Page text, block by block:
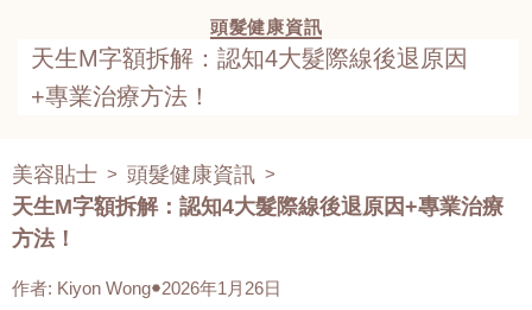
頭髮健康資訊
天生M字額拆解：認知4大髮際線後退原因
+專業治療方法！
美容貼士 > 頭髮健康資訊 >
天生M字額拆解：認知4大髮際線後退原因+專業治療
方法！
作者: Kiyon Wong 2026年1月26日